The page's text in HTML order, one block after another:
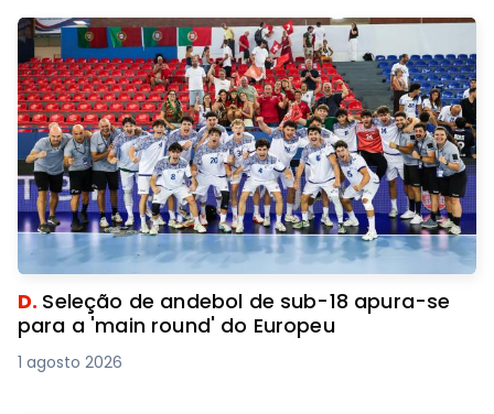
D. Seleção de andebol de sub-18 apura-se
para a 'main round' do Europeu
1 agosto 2026